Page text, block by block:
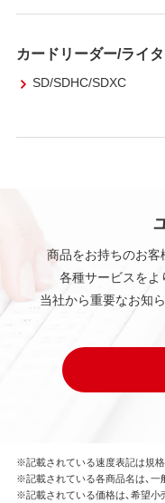
カードリーダー/ライ
SD/SDHC/SDXC
商品をお持ちのお客
各種サービスをよ
当社から重要なお知
※記載されている速度表記は規格
※記載されている各商品名は、一
※記載されている価格は、希望小